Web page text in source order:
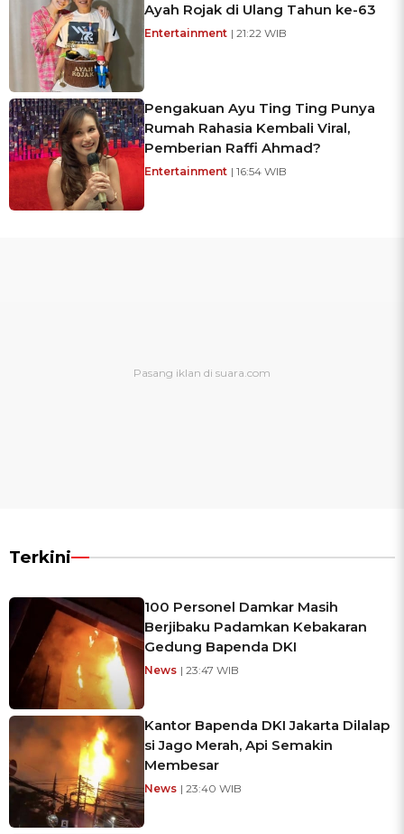
Ayah Rojak di Ulang Tahun ke-63
Entertainment | 21:22 WIB
Pengakuan Ayu Ting Ting Punya
Rumah Rahasia Kembali Viral,
Pemberian Raffi Ahmad?
Entertainment | 16:54 WIB
Terkini
100 Personel Damkar Masih
Berjibaku Padamkan Kebakaran
Gedung Bapenda DKI
News | 23:47 WIB
Kantor Bapenda DKI Jakarta Dilalap
si Jago Merah, Api Semakin
Membesar
News | 23:40 WIB